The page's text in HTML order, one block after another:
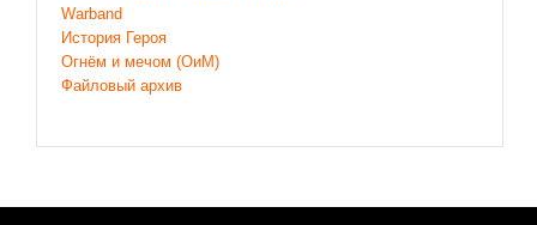
Warband
История Героя
Огнём и мечом (ОиМ)
Файловый архив